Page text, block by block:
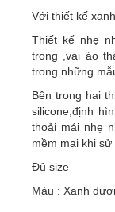
​Với thiết kế
Thiết kế nhẹ
trong ,vai áo
trong những
Bên trong hai
silicone,định
thoải mái nhẹ
mềm mại khi sử
Đủ size
Màu : Xanh